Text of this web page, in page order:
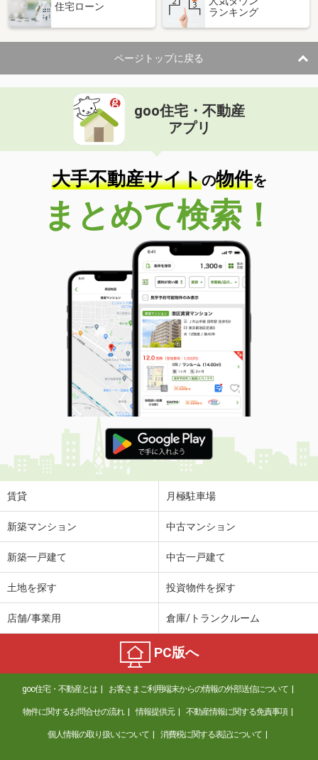
住宅ローン
ランキング
ページトップに戻る
goo住宅・不動産
アプリ
大手不動産サイトの物件を
まとめて検索！
賃貸 月極駐車場
新築マンション 中古マンション
新築一戸建て 中古一戸建て
土地を探す 投資物件を探す
店舗/事業用 倉庫/トランクルーム
PC版へ
goo住宅・不動産とは お客さまご利用端末からの情報の外部送信について
物件に関するお問合せの流れ 情報提供元 不動産情報に関する免責事項
個人情報の取り扱いについて 消費税に関する表記について